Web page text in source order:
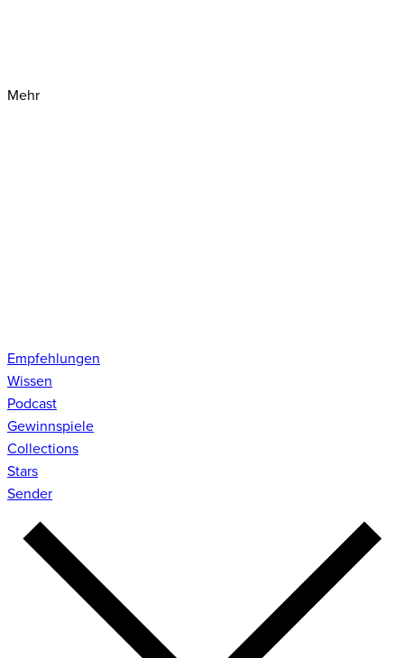
Mehr
Empfehlungen
Wissen
Podcast
Gewinnspiele
Collections
Stars
Sender